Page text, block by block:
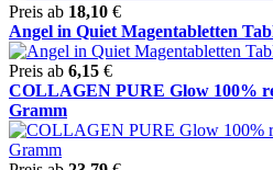
Preis ab 18,10 €
Angel in Quiet Magentabletten
Preis ab 6,15 €
COLLAGEN PURE Glow 100%
Gramm